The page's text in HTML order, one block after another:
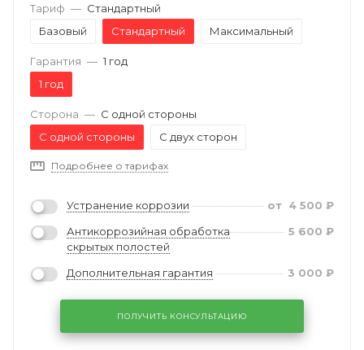
Тариф — Стандартный
Базовый
Стандартный Максимальный
Гарантия — 1 год
1 год
Сторона — С одной стороны
С одной стороны
С двух сторон
Подробнее о тарифах
Устранение коррозии от 4 500 ₽
Антикоррозийная обработка
скрытых полостей
5 600 ₽
Дополнительная гарантия 3 000 ₽
ПОЛУЧИТЬ КОНСУЛЬТАЦИЮ